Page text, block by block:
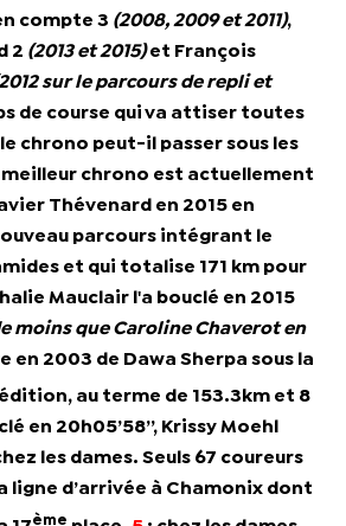
compte 3 (2008, 2009 et 2011),
2 (2013 et 2015)et François
sur le parcours de repli et
de course qui va attiser toutes
chrono peut-il passer sous les
meilleur chrono est actuellement
Thévenard en 2015 en
nouveau parcours intégrant le
et qui totalise 171 km pour
Mauclair l'a bouclé en 2015
moins que Caroline Chaverot en
en 2003 de Dawa Sherpa sous la
édition, au terme de 153.3km et 8
en 20h05’58’’, Krissy Moehl
les dames. Seuls 67 coureurs
ligne d’arrivée à Chamonix dont
ème